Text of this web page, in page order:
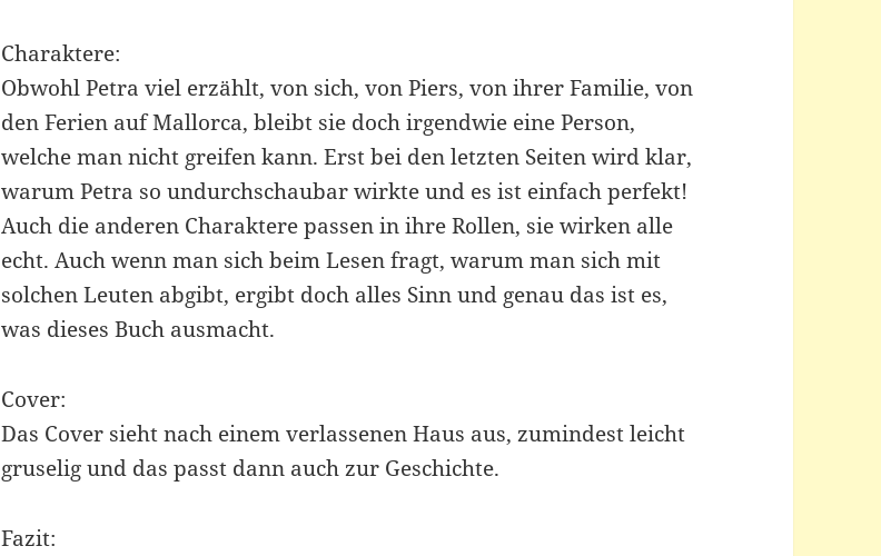
Charaktere:
Obwohl Petra viel erzählt, von sich, von Piers, von ihrer Familie, von
den Ferien auf Mallorca, bleibt sie doch irgendwie eine Person,
welche man nicht greifen kann. Erst bei den letzten Seiten wird klar,
warum Petra so undurchschaubar wirkte und es ist einfach perfekt!
Auch die anderen Charaktere passen in ihre Rollen, sie wirken alle
echt. Auch wenn man sich beim Lesen fragt, warum man sich mit
solchen Leuten abgibt, ergibt doch alles Sinn und genau das ist es,
was dieses Buch ausmacht.
Cover:
Das Cover sieht nach einem verlassenen Haus aus, zumindest leicht
gruselig und das passt dann auch zur Geschichte.
Fazit: